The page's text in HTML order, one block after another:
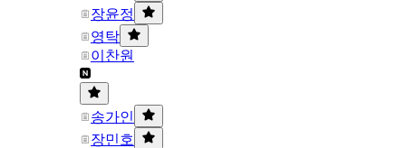
장윤정
영탁
이찬원
송가인
장민호